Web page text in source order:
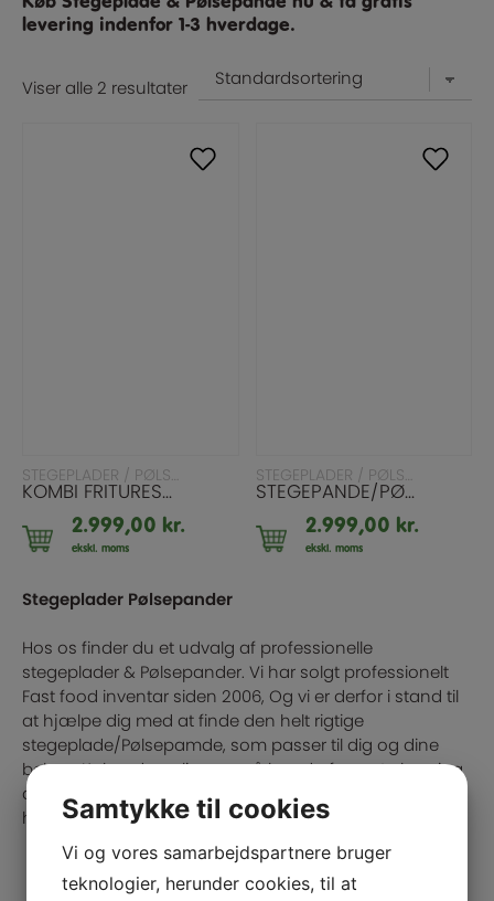
levering indenfor 1-3 hverdage.
Viser alle 2 resultater
STEGEPLADER / PØLSEPANDER
KOMBI FRITURESTEGER & STEGEPLADE
2.999,00 kr.
ekskl. moms
STEGEPLADER / PØLSEPANDER
STEGEPANDE/PØLSESTEGER DOBBELT MODEL
2.999,00 kr.
ekskl. moms
Stegeplader Pølsepander
Hos os finder du et udvalg af professionelle
stegeplader & Pølsepander. Vi har solgt professionelt
Fast food inventar siden 2006, Og vi er derfor i stand til
at hjælpe dig med at finde den helt rigtige
stegeplade/Pølsepamde, som passer til dig og dine
behov. Køber du online nu, så kan du forvente levering
af din nye stegeplade/Pølsepande, allerede 1-2
hverdage efter at vi har modtaget din ordre.
Samtykke til cookies
Vi og vores samarbejdspartnere bruger
teknologier, herunder cookies, til at